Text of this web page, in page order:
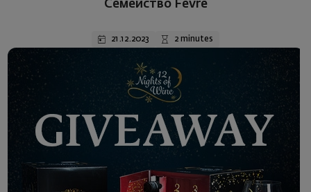
Семейство Fevre
21.12.2023 2 minutes